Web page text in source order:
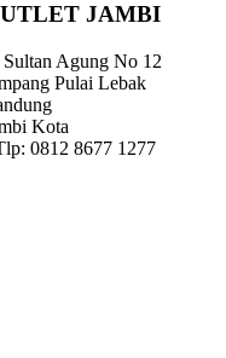
JAMBI
Sultan Agung No 12
Pulai Lebak
Kota
0812 8677 1277